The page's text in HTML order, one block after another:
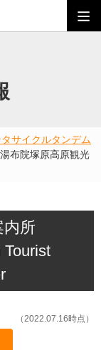
サイクルタンデム
湯布院塚原高原観光
内所
Tourist
（2022.07.16時点）